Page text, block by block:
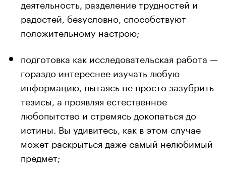
деятельность, разделение трудностей и
радостей, безусловно, способствуют
положительному настрою;
подготовка как исследовательская работа —
гораздо интереснее изучать любую
информацию, пытаясь не просто зазубрить
тезисы, а проявляя естественное
любопытство и стремясь докопаться до
истины. Вы удивитесь, как в этом случае
может раскрыться даже самый нелюбимый
предмет;